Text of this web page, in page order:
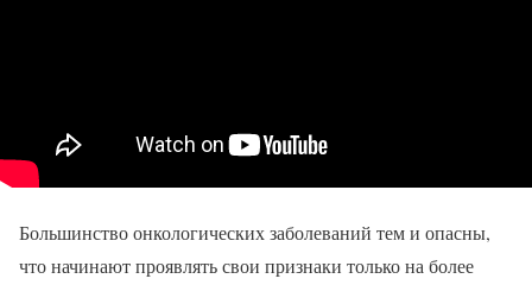
Большинство онкологических заболеваний тем и опасны,
что начинают проявлять свои признаки только на более